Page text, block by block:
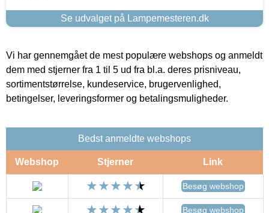
Se udvalget på Lampemesteren.dk
Vi har gennemgået de mest populære webshops og anmeldt
dem med stjerner fra 1 til 5 ud fra bl.a. deres prisniveau,
sortimentstørrelse, kundeservice, brugervenlighed,
betingelser, leveringsformer og betalingsmuligheder.
Bedst anmeldte webshops
Webshop Stjerner Link
Besøg webshop
Besøg webshop